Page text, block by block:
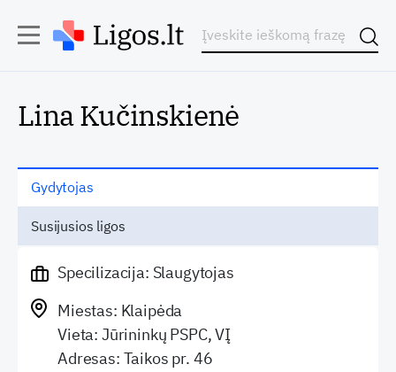
Lina Kučinskienė
Gydytojas
Susijusios ligos
Specilizacija: Slaugytojas
Miestas: Klaipėda
Vieta: Jūrininkų PSPC, VĮ
Adresas: Taikos pr. 46